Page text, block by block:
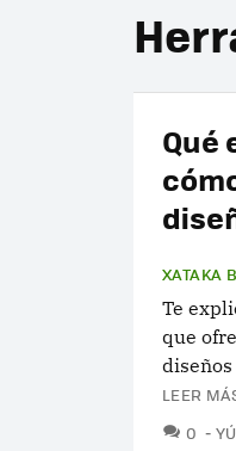
Qué
XATAKA
Te
que
LEER
0